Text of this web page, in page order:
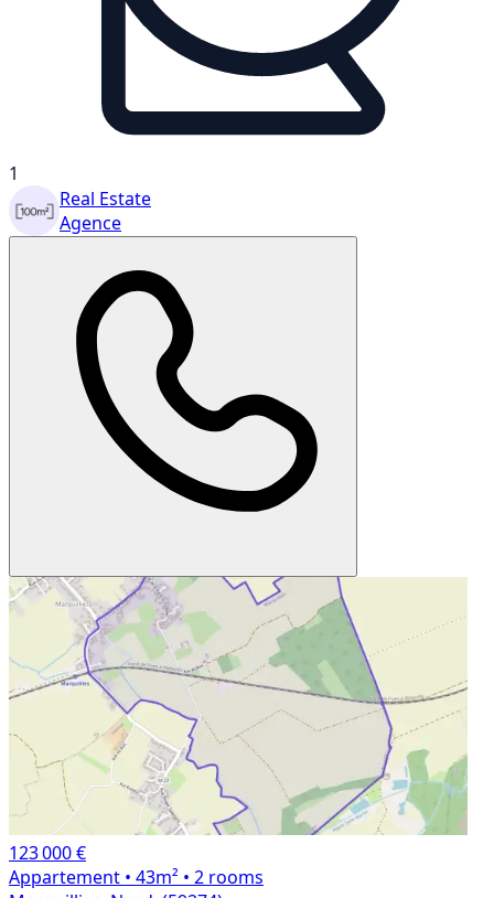
1
Real Estate
Agence
123 000 €
Appartement • 43m² • 2 rooms